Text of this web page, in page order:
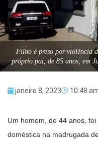
Filho é preso por violência
próprio pai, de 85 anos, em
janeiro 8, 2023 10:48
Um homem, de 44 anos,
doméstica na madrugada